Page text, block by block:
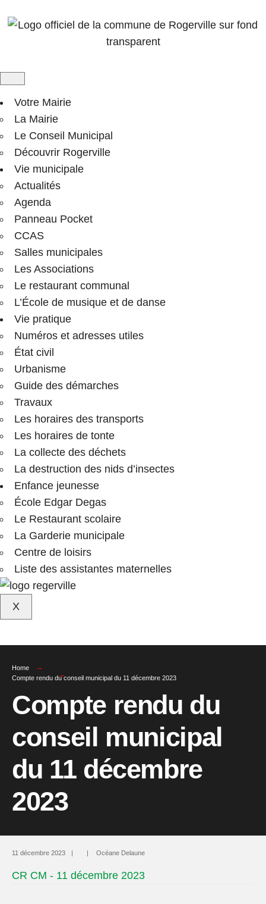
Votre Mairie
La Mairie
Le Conseil Municipal
Découvrir Rogerville
Vie municipale
Actualités
Agenda
Panneau Pocket
CCAS
Salles municipales
Les Associations
Le restaurant communal
L’École de musique et de danse
Vie pratique
Numéros et adresses utiles
État civil
Urbanisme
Guide des démarches
Travaux
Les horaires des transports
Les horaires de tonte
La collecte des déchets
La destruction des nids d’insectes
Enfance jeunesse
École Edgar Degas
Le Restaurant scolaire
La Garderie municipale
Centre de loisirs
Liste des assistantes maternelles
X
Home
Compte rendu du conseil municipal du 11 décembre 2023
Compte rendu du
conseil municipal
du 11 décembre
2023
11 décembre 2023 | | Océane Delaune
CR CM - 11 décembre 2023